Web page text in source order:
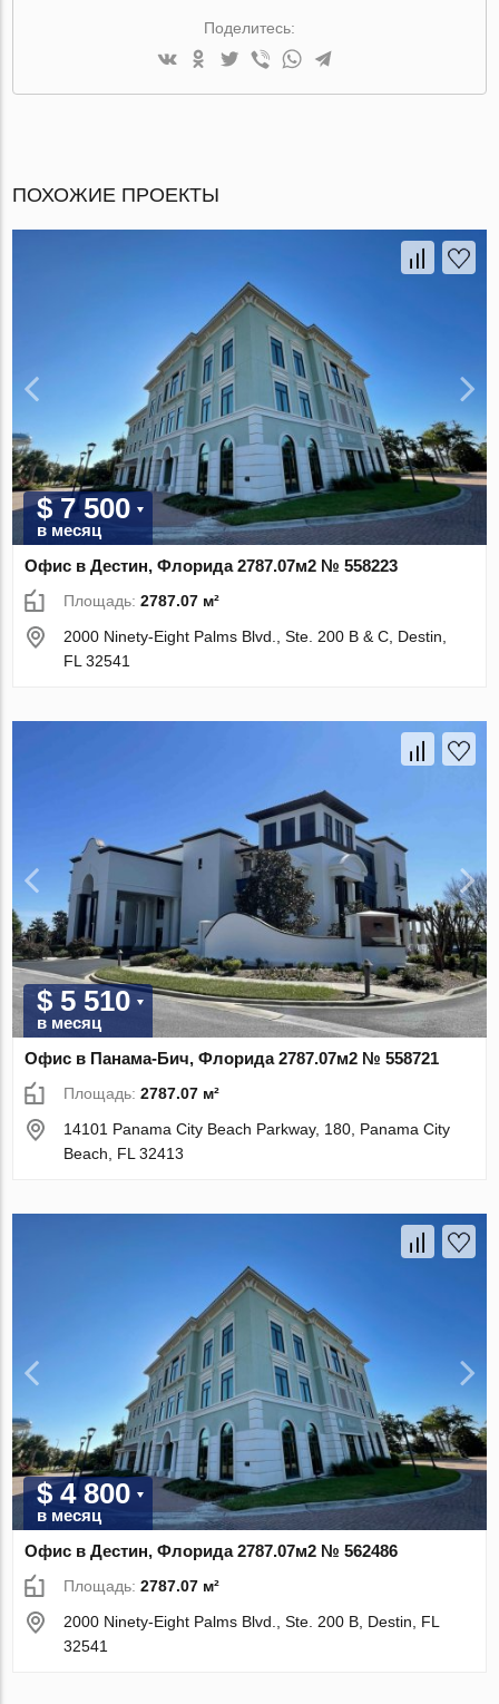
Поделитесь:
ПОХОЖИЕ ПРОЕКТЫ
$ 7 500
в месяц
Офис в Дестин, Флорида 2787.07м2 № 558223
Площадь:2787.07 м²
2000 Ninety-Eight Palms Blvd., Ste. 200 B & C, Destin,
FL 32541
$ 5 510
в месяц
Офис в Панама-Бич, Флорида 2787.07м2 № 558721
Площадь:2787.07 м²
14101 Panama City Beach Parkway, 180, Panama City
Beach, FL 32413
$ 4 800
в месяц
Офис в Дестин, Флорида 2787.07м2 № 562486
Площадь:2787.07 м²
2000 Ninety-Eight Palms Blvd., Ste. 200 B, Destin, FL
32541